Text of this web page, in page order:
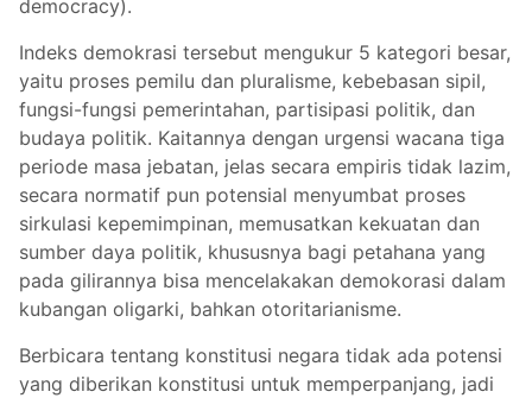
democracy).
Indeks demokrasi tersebut mengukur 5 kategori besar,
yaitu proses pemilu dan pluralisme, kebebasan sipil,
fungsi-fungsi pemerintahan, partisipasi politik, dan
budaya politik. Kaitannya dengan urgensi wacana tiga
periode masa jebatan, jelas secara empiris tidak lazim,
secara normatif pun potensial menyumbat proses
sirkulasi kepemimpinan, memusatkan kekuatan dan
sumber daya politik, khususnya bagi petahana yang
pada gilirannya bisa mencelakakan demokorasi dalam
kubangan oligarki, bahkan otoritarianisme.
Berbicara tentang konstitusi negara tidak ada potensi
yang diberikan konstitusi untuk memperpanjang, jadi